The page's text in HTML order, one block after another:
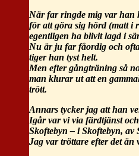
När far ringde mig var han
för att göra sig hörd (matt i
egentligen ha blivit lagd i
Nu är ju far fåordig och
tiger han tyst helt.
Men efter gångträning så
man klurar ut att en
trött.
Annars tycker jag att han
Igår var vi via färdtjänst
Skoftebyn – i Skoftebyn, av
Jag var tröttare efter det än